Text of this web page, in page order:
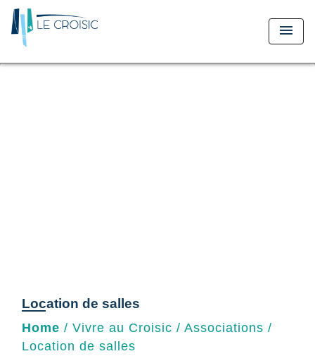
menu
Location de salles
Home / Vivre au Croisic / Associations /
Location de salles